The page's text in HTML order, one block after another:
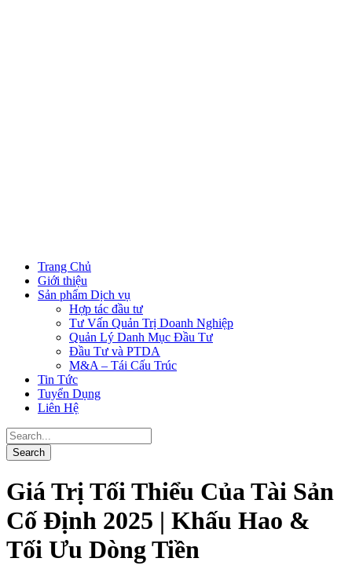
Trang Chủ
Giới thiệu
Sản phẩm Dịch vụ
Hợp tác đầu tư
Tư Vấn Quản Trị Doanh Nghiệp
Quản Lý Danh Mục Đầu Tư
Đầu Tư và PTDA
M&A – Tái Cấu Trúc
Tin Tức
Tuyển Dụng
Liên Hệ
Giá Trị Tối Thiểu Của Tài Sản
Cố Định 2025 | Khấu Hao &
Tối Ưu Dòng Tiền